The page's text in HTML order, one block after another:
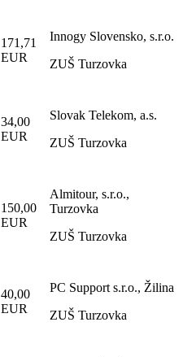
171,71
EUR
Innogy Slovensko, s.r.o.
ZUŠ Turzovka
34,00
EUR
Slovak Telekom, a.s.
ZUŠ Turzovka
150,00
EUR
Almitour, s.r.o.,
Turzovka
ZUŠ Turzovka
40,00
EUR
PC Support s.r.o., Žilina
ZUŠ Turzovka